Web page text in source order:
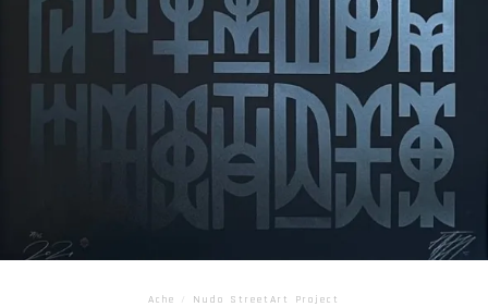
Ache Nudo StreetArt Project